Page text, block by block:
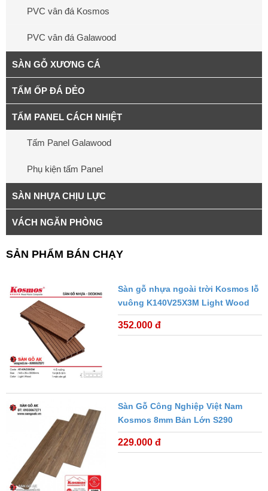
PVC vân đá Kosmos
PVC vân đá Galawood
SÀN GỖ XƯƠNG CÁ
TẤM ỐP ĐÁ DẺO
TẤM PANEL CÁCH NHIỆT
Tấm Panel Galawood
Phụ kiện tấm Panel
SÀN NHỰA CHỊU LỰC
VÁCH NGĂN PHÒNG
SẢN PHẨM BÁN CHẠY
Sàn gỗ nhựa ngoài trời Kosmos lỗ
vuông K140V25X3M Light Wood
352.000 đ
Sàn Gỗ Công Nghiệp Việt Nam
Kosmos 8mm Bản Lớn S290
229.000 đ